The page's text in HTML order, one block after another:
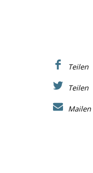
Teilen
Teilen
Mailen